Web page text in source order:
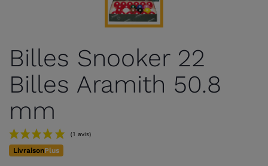
Billes Snooker 22
Billes Aramith 50.8
mm
LivraisonPlus